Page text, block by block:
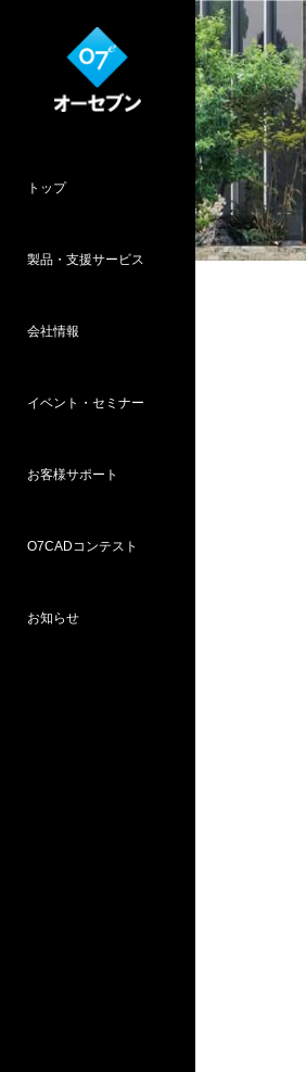
トップ
製品・支援サービス
会社情報
イベント・セミナー
お客様サポート
O7CADコンテスト
お知らせ